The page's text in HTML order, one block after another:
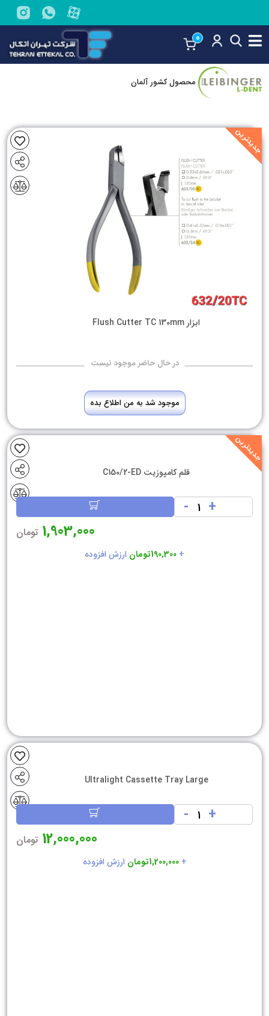
0
محصول کشور آلمان
جدیدترین
ابزار Flush Cutter TC 130mm
در حال حاضر موجود نیست
موجود شد به من اطلاع بده
جدیدترین
قلم کامپوزیت C150/2-ED
+
-
1,903,000 تومان
+ 190,300تومان ارزش افزوده
Ultralight Cassette Tray Large
+
-
12,000,000 تومان
+1,200,000تومان ارزش افزوده